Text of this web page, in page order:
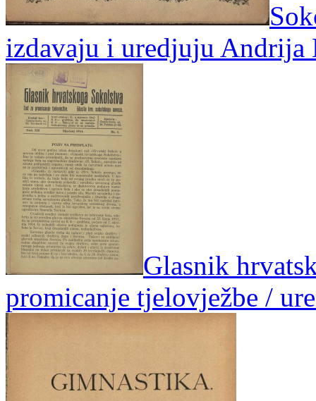
izdavaju i uredjuju Andrija
Glasnik
promicanje tjelovježbe /